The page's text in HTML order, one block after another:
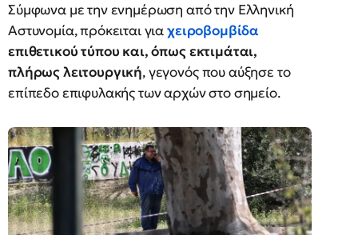
Σύμφωνα με την ενημέρωση από την Ελληνική
Αστυνομία, πρόκειται γιαχειροβομβίδα
επιθετικού τύπου και, όπως εκτιμάται,
πλήρως λειτουργική, γεγονός που αύξησε το
επίπεδο επιφυλακής των αρχών στο σημείο.